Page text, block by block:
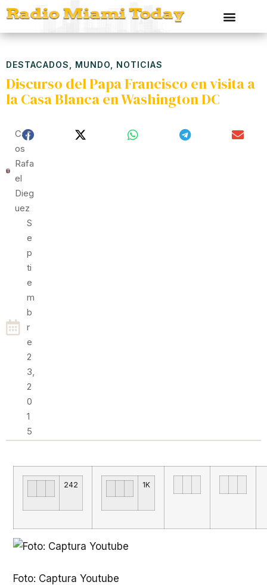
DESTACADOS MUNDO NOTICIAS
Discurso del Papa Francisco en visita a
la Casa Blanca en Washington DC
Carl
Os
Rafa
El
Dieg
Uez
S
E
P
Ti
E
M
B
R
E
2
3,
2
0
1
5
242 1K
Foto: Captura Youtube